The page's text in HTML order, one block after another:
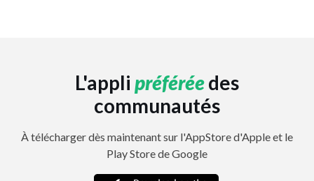
L'appli préféréedes
communautés
À télécharger dès maintenant sur l'AppStore d'Apple et le
Play Store de Google